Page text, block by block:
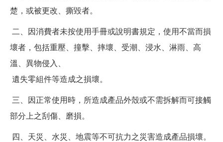
楚，或被更改、撕毀者。
二、因消費者未按使用手冊或說明書規定，使用不當而損
壞者，包括重壓、撞擊、摔壞、受潮、浸水、淋雨、高
溫、異物侵入、
遺失零組件等造成之損壞。
三、因正常使用時，所造成產品外殼或不需拆解而可接觸
部分上之刮傷、磨損。
四、天災、水災、地震等不可抗力之災害造成產品損壞。